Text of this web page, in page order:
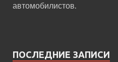
автомобилистов.
ПОСЛЕДНИЕ ЗАПИСИ